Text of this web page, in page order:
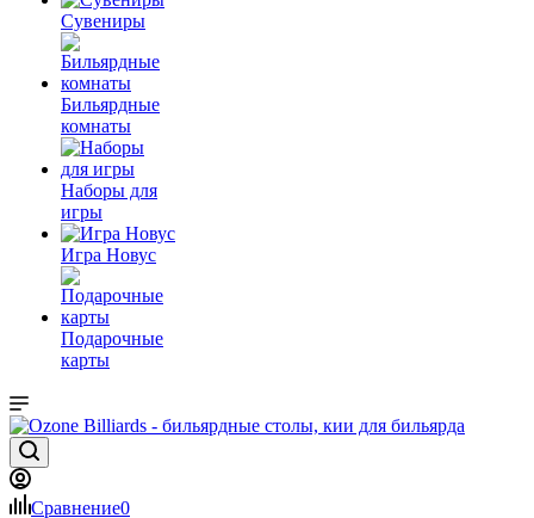
Сувениры
Бильярдные
комнаты
Наборы для
игры
Игра Новус
Подарочные
карты
Сравнение0